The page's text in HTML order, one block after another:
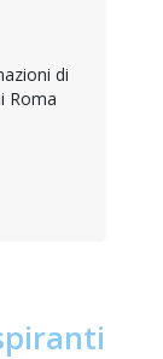
di
Roma